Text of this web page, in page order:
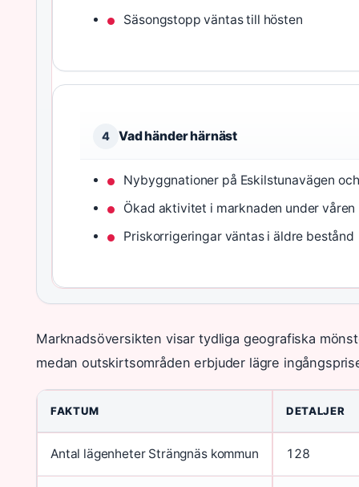
Säsongstopp väntas till hösten
4 Vad händer härnäst
Nybyggnationer på Eskilstunavägen
Ökad aktivitet i marknaden under våren
Priskorrigeringar väntas i äldre bestånd
Marknadsöversikten visar tydliga geografiska
medan outskirtsområden erbjuder lägre
FAKTUM DETALJER
Antal lägenheter Strängnäs kommun 128